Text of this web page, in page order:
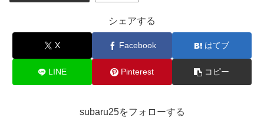
シェアする
X Facebook はてブ
LINE Pinterest コピー
subaru25をフォローする